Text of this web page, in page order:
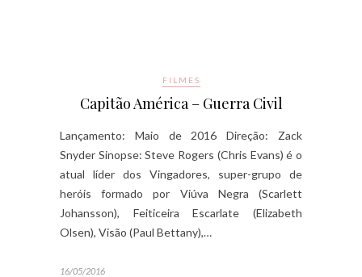
FILMES
Capitão América – Guerra Civil
Lançamento: Maio de 2016 Direção: Zack
Snyder Sinopse: Steve Rogers (Chris Evans) é o
atual líder dos Vingadores, super-grupo de
heróis formado por Viúva Negra (Scarlett
Johansson), Feiticeira Escarlate (Elizabeth
Olsen), Visão (Paul Bettany),…
16/05/2016